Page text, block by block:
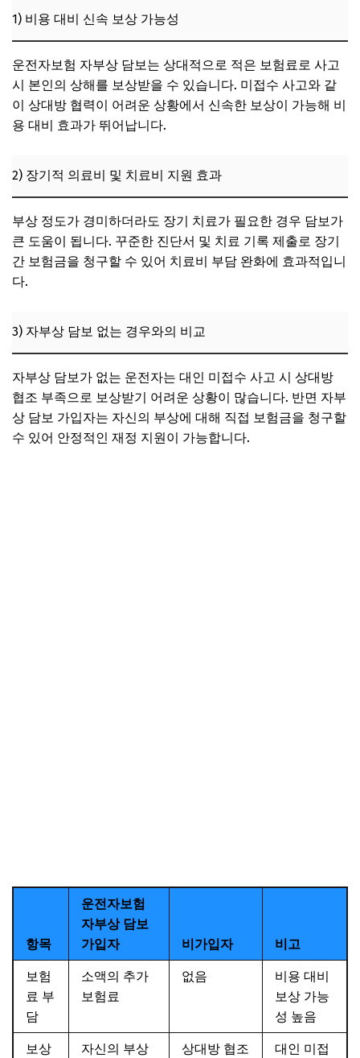
1) 비용 대비 신속 보상 가능성
운전자보험 자부상 담보는 상대적으로 적은 보험료로 사고
시 본인의 상해를 보상받을 수 있습니다. 미접수 사고와 같
이 상대방 협력이 어려운 상황에서 신속한 보상이 가능해 비
용 대비 효과가 뛰어납니다.
2) 장기적 의료비 및 치료비 지원 효과
부상 정도가 경미하더라도 장기 치료가 필요한 경우 담보가
큰 도움이 됩니다. 꾸준한 진단서 및 치료 기록 제출로 장기
간 보험금을 청구할 수 있어 치료비 부담 완화에 효과적입니
다.
3) 자부상 담보 없는 경우와의 비교
자부상 담보가 없는 운전자는 대인 미접수 사고 시 상대방
협조 부족으로 보상받기 어려운 상황이 많습니다. 반면 자부
상 담보 가입자는 자신의 부상에 대해 직접 보험금을 청구할
수 있어 안정적인 재정 지원이 가능합니다.
항목
운전자보험
자부상 담보
가입자
비가입자 비고
보험
료 부
담
소액의 추가
보험료
없음
비용 대비
보상 가능
성 높음
보상
자신의 부상
상대방 협조
대인 미접